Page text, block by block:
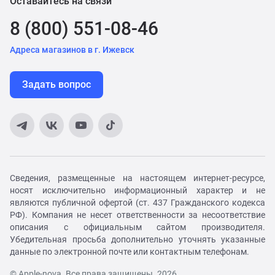
8 (800) 551-08-46
Адреса магазинов в г. Ижевск
Задать вопрос
Сведения, размещенные на настоящем интернет-ресурсе,
носят исключительно информационный характер и не
являются публичной офертой (ст. 437 Гражданского кодекса
РФ). Компания не несет ответственности за несоответствие
описания с официальным сайтом производителя.
Убедительная просьба дополнительно уточнять указанные
данные по электронной почте или контактным телефонам.